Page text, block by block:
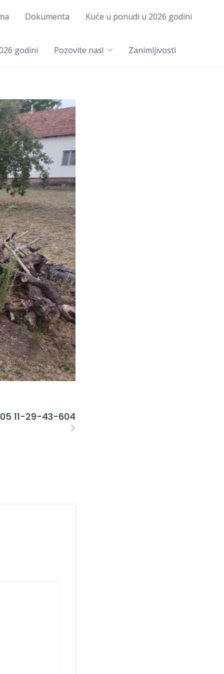
Dokumenta Kuće u ponudi u 2026 godini
godini Pozovite nas! Zanimljivosti
11-29-43-604